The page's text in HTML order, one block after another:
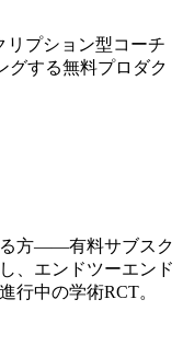
リプション型コーチ
グする無料プロダク
る方——有料サブスク
、エンドツーエンド
中の学術RCT。